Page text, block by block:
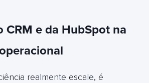
CRM e da HubSpot na
realmente escale, é